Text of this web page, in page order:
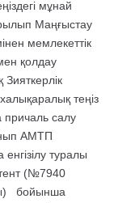
мұнай
Маңғыстау
мемлекеттік
қолдау
теңіз
салу
АМТП
туралы
(№7940
бойынша